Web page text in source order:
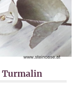
Turmalin